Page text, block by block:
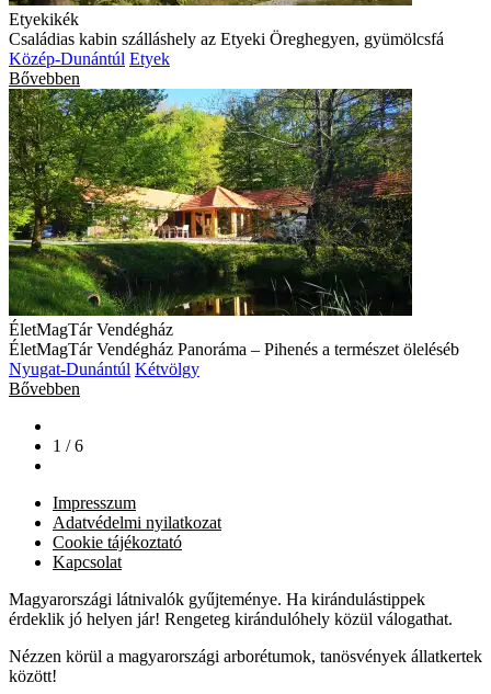
Etyekikék
Családias kabin szálláshely az Etyeki Öreghegyen, gyümölcsfá
Közép-Dunántúl Etyek
Bővebben
ÉletMagTár Vendégház
ÉletMagTár Vendégház Panoráma – Pihenés a természet öleléséb
Nyugat-Dunántúl Kétvölgy
Bővebben
1 / 6
Impresszum
Adatvédelmi nyilatkozat
Cookie tájékoztató
Kapcsolat
Magyarországi látnivalók gyűjteménye. Ha kirándulástippek
érdeklik jó helyen jár! Rengeteg kirándulóhely közül válogathat.
Nézzen körül a magyarországi arborétumok, tanösvények állatkertek
között!